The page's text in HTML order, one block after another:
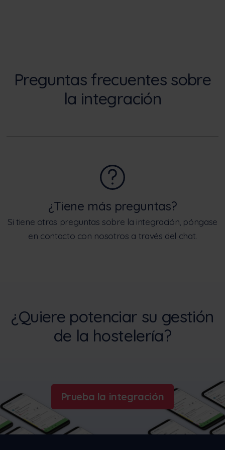
Preguntas frecuentes sobre
la integración
¿Tiene más preguntas?
Si tiene otras preguntas sobre la integración, póngase
en contacto con nosotros a través del chat.
¿Quiere potenciar su gestión
de la hostelería?
Prueba la integración